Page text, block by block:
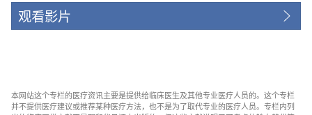
观看影片
本网站这个专栏的医疗资讯主要是提供给临床医生及其他专业医疗人员的。这个专栏
并不提供医疗建议或推荐某种医疗方法，也不是为了取代专业的医疗人员。专栏内列